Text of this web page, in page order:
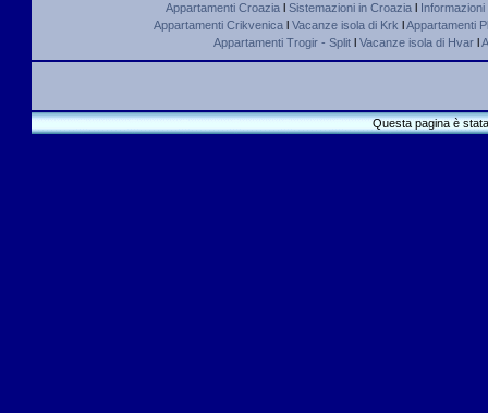
Appartamenti Croazial Sistemazioni in Croazial Informazioni
Appartamenti Crikvenica l Vacanze isola di Krk lAppartamenti
Appartamenti Trogir - Split l Vacanze isola di Hvar l
Questa pagina è